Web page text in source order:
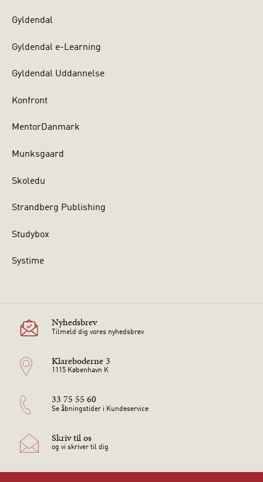
Gyldendal
Gyldendal e-Learning
Gyldendal Uddannelse
Konfront
MentorDanmark
Munksgaard
Skoledu
Strandberg Publishing
Studybox
Systime
Nyhedsbrev
Tilmeld dig vores nyhedsbrev
Klareboderne 3
1115 København K
33 75 55 60
Se åbningstider i Kundeservice
Skriv til os
og vi skriver til dig